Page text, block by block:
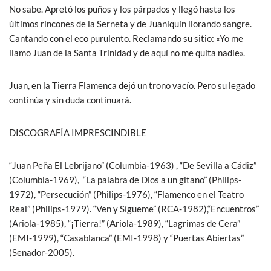
No sabe. Apretó los puños y los párpados y llegó hasta los
últimos rincones de la Serneta y de Juaniquín llorando sangre.
Cantando con el eco purulento. Reclamando su sitio: «Yo me
llamo Juan de la Santa Trinidad y de aquí no me quita nadie».
Juan, en la Tierra Flamenca dejó un trono vacío. Pero su legado
continúa y sin duda continuará.
DISCOGRAFÍA IMPRESCINDIBLE
“Juan Peña El Lebrijano” (Columbia-1963) , “De Sevilla a Cádiz”
(Columbia-1969), “La palabra de Dios a un gitano” (Philips-
1972), “Persecución” (Philips-1976), “Flamenco en el Teatro
Real” (Philips-1979). “Ven y Sígueme” (RCA-1982),“Encuentros”
(Ariola-1985), “¡Tierra!” (Ariola-1989), “Lagrimas de Cera”
(EMI-1999), “Casablanca” (EMI-1998) y “Puertas Abiertas”
(Senador-2005).